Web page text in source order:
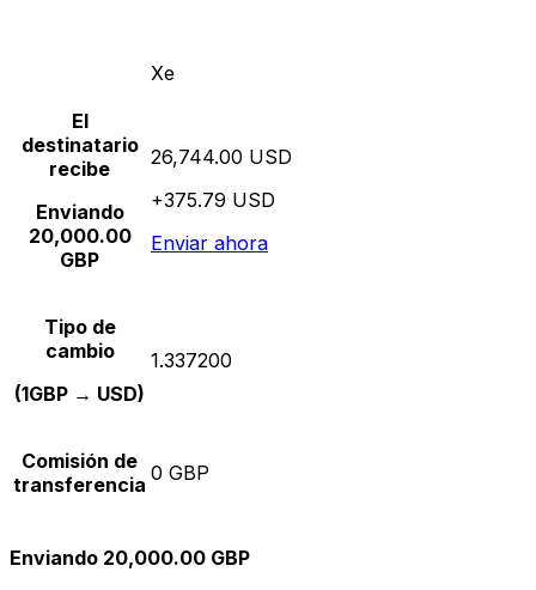
Xe
El
destinatario
recibe
Enviando
20,000.00
GBP
26,744.00 USD
+375.79 USD
Enviar ahora
Tipo de
cambio
(1GBP → USD)
1.337200
Comisión de
transferencia 0 GBP
Enviando 20,000.00 GBP